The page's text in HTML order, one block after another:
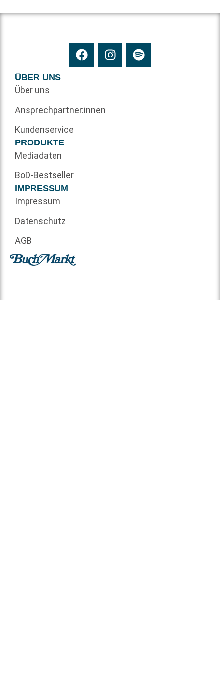
ÜBER UNS
Über uns
Ansprechpartner:innen
Kundenservice
PRODUKTE
Mediadaten
BoD-Bestseller
IMPRESSUM
Impressum
Datenschutz
AGB